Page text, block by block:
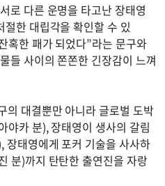
로 다른 운명을 타고난 장태영
한 대립각을 확인할 수 있
혹한 패가 되었다”라는 문구와
들 사이의 쫀쫀한 긴장감이 느껴
의 대결뿐만 아니라 글로벌 도박
야카 분), 장태영이 생사의 갈림
장태영에게 포커 기술을 사사하
분)까지 탄탄한 출연진을 자랑